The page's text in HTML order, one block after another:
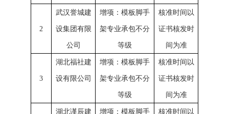
2
武汉誉城建
设集团有限
公司
增项：模板脚手
架专业承包不分
等级
核准时间以
证书核发时
间为准
3
湖北福社建
设有限公司
增项：模板脚手
架专业承包不分
等级
核准时间以
证书核发时
间为准
湖北谨辰建 增项：模板脚手 核准时间以